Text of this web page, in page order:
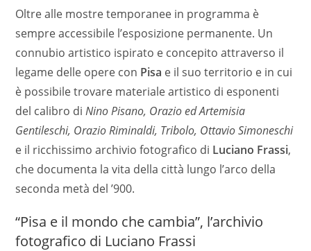
Oltre alle mostre temporanee in programma è
sempre accessibile l’esposizione permanente. Un
connubio artistico ispirato e concepito attraverso il
legame delle opere con Pisa e il suo territorio e in cui
è possibile trovare materiale artistico di esponenti
del calibro diNino Pisano, Orazio ed Artemisia
Gentileschi, Orazio Riminaldi, Tribolo, Ottavio Simoneschi
e il ricchissimo archivio fotografico di Luciano Frassi,
che documenta la vita della città lungo l’arco della
seconda metà del ’900.
“Pisa e il mondo che cambia”, l’archivio
fotografico di Luciano Frassi